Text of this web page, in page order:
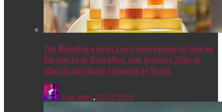
The Macallan e Avolta estreiam espaço de luxo no
Aeroporto de Guarulhos com primeiro Shop-in-
Shop da destilaria escocesa no Brasil
Livia Alves, 21/07/2025